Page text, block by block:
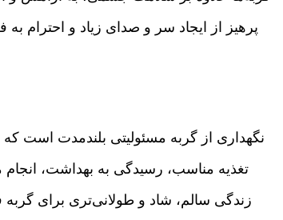
پرهیز از ایجاد سر و صدای زیاد و
نگهداری از گربه مسئولیتی بلندمدت است
تغذیه مناسب، رسیدگی به بهداشت،
زندگی سالم، شاد و طولانی‌تری برای گربه